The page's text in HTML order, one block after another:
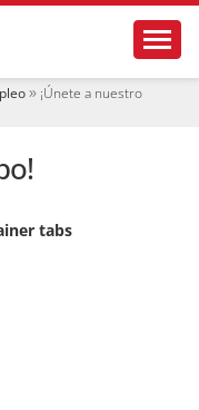
¡Únete a nuestro
tabs